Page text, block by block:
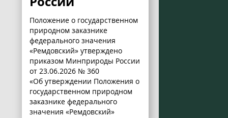
Положение о государственном
природном заказнике
федерального значения
«Ремдовский» утверждено
приказом Минприроды России
от 23.06.2026 № 360
«Об утверждении Положения о
государственном природном
заказнике федерального
значения «Ремдовский»